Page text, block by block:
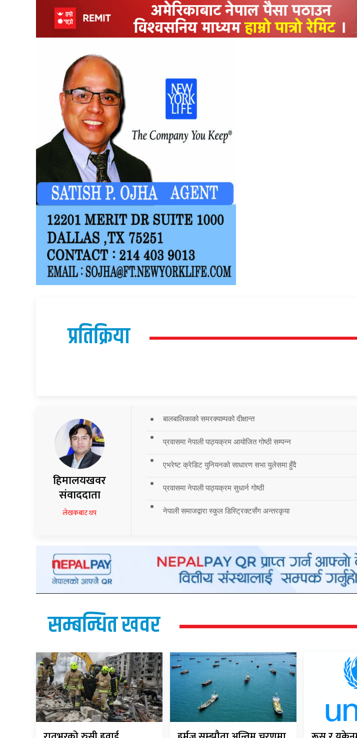
प्रतिक्रिया
हिमालयखवर
संवाददाता
लेखकबाट थप
बालबालिकाको समरक्याम्पको दीक्षान्त
प्रवासमा नेपाली पाठ्यक्रम आयोजित गोष्ठी सम्पन्न
एभरेष्ट क्रेडिट युनियनको साधारण सभा युलेसमा हुँदै
प्रवासमा नेपाली पाठ्यक्रम सुधार्न गोष्ठी
नेपाली समाजद्वारा स्कुल डिस्ट्रिक्टसँग अन्तरकृया
सम्बन्धित खवर